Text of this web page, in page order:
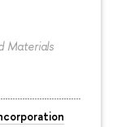
Materials